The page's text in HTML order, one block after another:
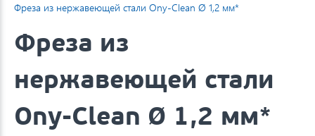
Фреза из нержавеющей стали Ony-Clean Ø 1,2 мм*
Фреза из
нержавеющей стали
Ony-Clean Ø 1,2 мм*